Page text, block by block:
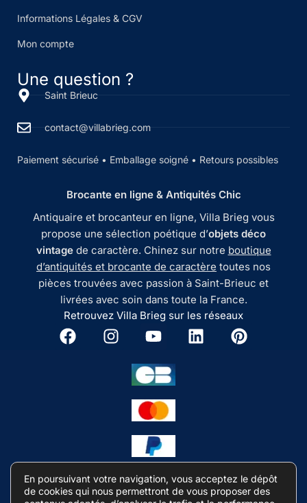
Informations Légales & CGV
Mon compte
Une question ?
Saint Brieuc
contact@villabrieg.com
Paiement sécurisé • Emballage soigné • Retours possibles
Brocante en ligne & Antiquités Chic
Antiquaire et brocanteur en ligne, Villa Brieg vous
propose une sélection poétique d’objets déco
vintagede caractère. Chinez sur notre boutique
d’antiquités et brocante de caractère toutes nos
pièces trouvées avec passion à Saint-Brieuc et
livrées avec soin dans toute la France.
Retrouvez Villa Brieg sur les réseaux
En poursuivant votre navigation, vous acceptez le dépôt
de cookies qui nous permettront de vous proposer des